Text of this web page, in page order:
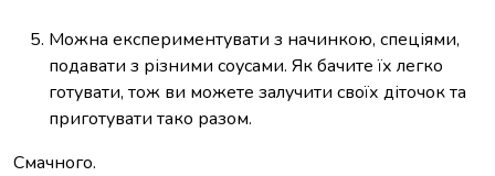
Можна експериментувати з начинкою, спеціями,
подавати з різними соусами. Як бачите їх легко
готувати, тож ви можете залучити своїх діточок та
приготувати тако разом.
Смачного.